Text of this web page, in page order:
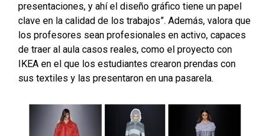
presentaciones, y ahí el diseño gráfico tiene un papel
clave en la calidad de los trabajos”. Además, valora que
los profesores sean profesionales en activo, capaces
de traer al aula casos reales, como el proyecto con
IKEA en el que los estudiantes crearon prendas con
sus textiles y las presentaron en una pasarela.